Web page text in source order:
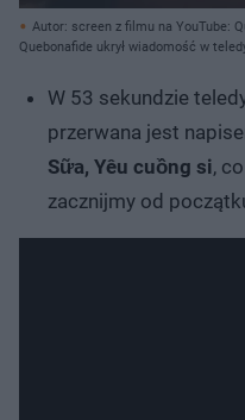
Autor: screen z filmu na YouTube:
BUBBLETEA (Official Video) //
Quebonafide ukrył wiadomość w
W 53 sekundzie
przerwana jest
Sữa, Yêu cuồng si,
zacznijmy od